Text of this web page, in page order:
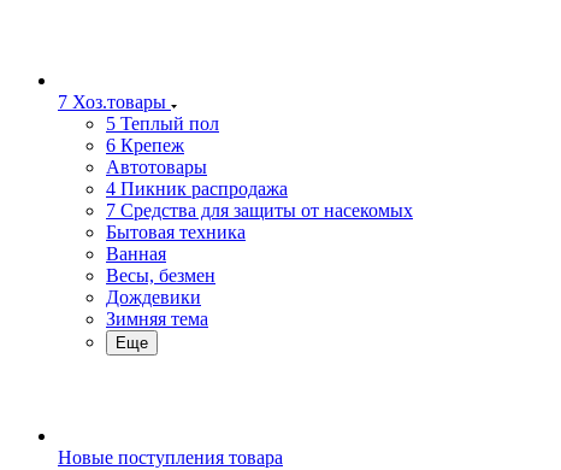
7 Хоз.товары
5 Теплый пол
6 Крепеж
Автотовары
4 Пикник распродажа
7 Средства для защиты от насекомых
Бытовая техника
Ванная
Весы, безмен
Дождевики
Зимняя тема
Еще
Новые поступления товара